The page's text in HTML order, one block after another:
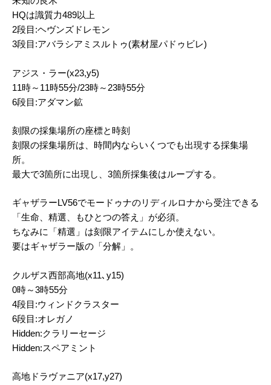
HQは識質力489以上
2段目:ヘヴンズドレモン
3段目:アバラシアミスルトゥ(素材屋パドゥビレ)
アジス・ラー(x23,y5)
11時～11時55分/23時～23時55分
6段目:アダマン鉱
刻限の採集場所の座標と時刻
刻限の採集場所は、時間内ならいくつでも出現する採集場
所。
最大で3箇所に出現し、3箇所採集後はループする。
ギャザラーLV56でモードゥナのリディルロナから受注できる
「生命、精選、もひとつの答え」が必須。
ちなみに「精選」は刻限アイテムにしか使えない。
要はギャザラー版の「分解」。
クルザス西部高地(x11､y15)
0時～3時55分
4段目:ウィンドクラスター
6段目:オレガノ
Hidden:クラリーセージ
Hidden:スペアミント
高地ドラヴァニア(x17,y27)